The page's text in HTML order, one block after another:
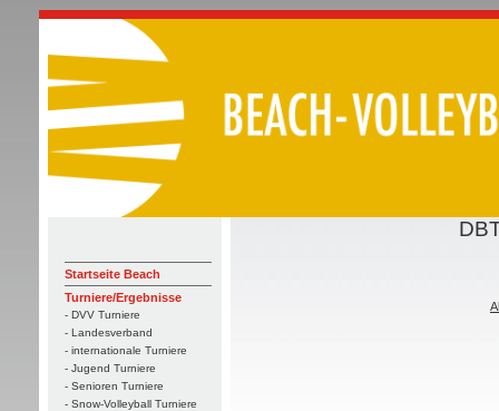
Startseite Beach
Turniere/Ergebnisse
- DVV Turniere
- Landesverband
- internationale Turniere
- Jugend Turniere
- Senioren Turniere
- Snow-Volleyball Turniere